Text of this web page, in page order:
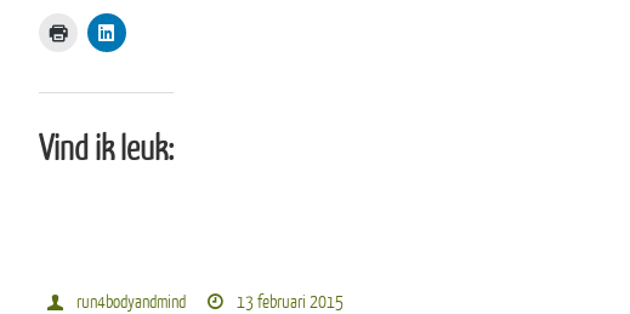
Vind ik leuk:
run4bodyandmind
13 februari 2015